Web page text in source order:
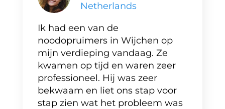
Netherlands
Ik had een van de
noodopruimers in Wijchen op
mijn verdieping vandaag. Ze
kwamen op tijd en waren zeer
professioneel. Hij was zeer
bekwaam en liet ons stap voor
stap zien wat het probleem was